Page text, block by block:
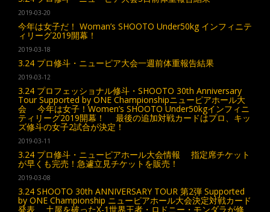
2019-03-20
今年は女子だ！ Woman’s SHOOTO Under50kg インフィニテ
ィリーグ2019開幕！
2019-03-18
3.24 プロ修斗・ニューピア大会一週前体重報告結果
2019-03-12
3.24 プロフェッショナル修斗・SHOOTO 30th Anniversary
Tour Supported by ONE Championshipニューピアホール大
会 今年は女子！Women’s SHOOTO Under50kgインフィニ
ティリーグ2019開幕！ 最後の追加対戦カードはプロ、キッ
ズ修斗の女子2試合が決定！
2019-03-11
3.24 プロ修斗・ニューピアホール大会情報 指定席チケット
が早くも完売！急遽立見チケットを販売！
2019-03-08
3.24 SHOOTO 30th ANNIVERSARY TOUR 第2弾 Supported
by ONE Championship ニューピアホール大会決定対戦カード
発表 土屋を破ったX-1世界王者・ロドニー・モンダラが修